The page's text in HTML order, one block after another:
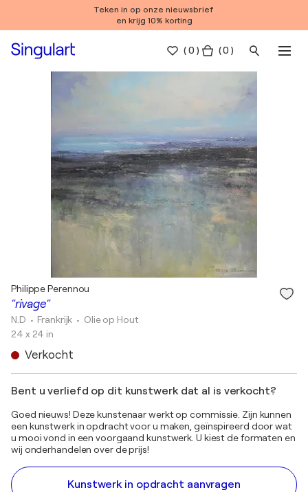
Teken in op onze nieuwsbrief
en krijg 10% korting
(0 ) ( 0 )
"rivage"
Philippe Perennou
N.D • Frankrijk • Olie op Hout
24 x 24 in
Verkocht
Bent u verliefd op dit kunstwerk dat al is verkocht?
Goed nieuws! Deze kunstenaar werkt op commissie. Zijn kunnen
een kunstwerk in opdracht voor u maken, geïnspireerd door wat
u mooi vond in een voorgaand kunstwerk. U kiest de formaten en
wij onderhandelen over de prijs!
Kunstwerk in opdracht aanvragen